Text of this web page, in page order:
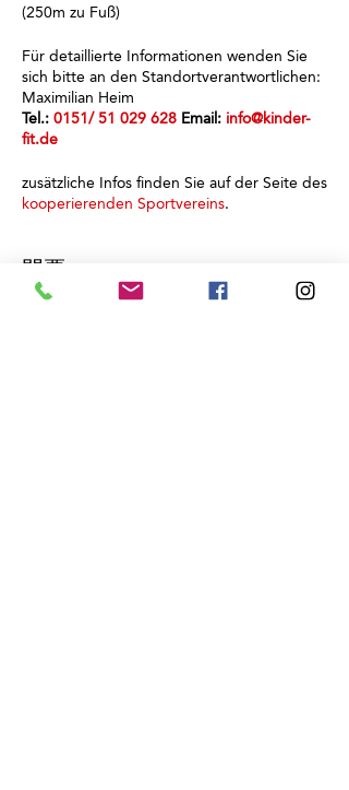
(250m zu Fuß)
Für detaillierte Informationen wenden Sie
sich bitte an den Standortverantwortlichen:
Maximilian Heim
Tel.: 0151/ 51 029 628 Email: info@kinder-
fit.de
zusätzliche Infos finden Sie auf der Seite des
kooperierenden Sportvereins.
門票